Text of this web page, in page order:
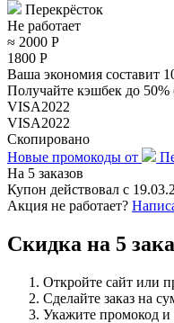
Перекрёсток
Не работает
≈ 2000 Р
1800 Р
Ваша экономия составит
Получайте кэшбек до
VISA2022
VISA2022
Скопировано
Новые промокоды от
На 5 заказов
Купон действовал с
Акция не работает?
Скидка на 5
Откройте сайт или
Сделайте заказ на
Укажите промокод и